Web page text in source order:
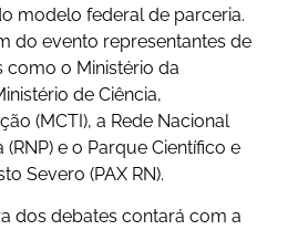
modelo federal de parceria.
do evento representantes de
como o Ministério da
de Ciência,
(MCTI), a Rede Nacional
(RNP) e o Parque Científico e
Severo (PAX RN).
dos debates contará com a